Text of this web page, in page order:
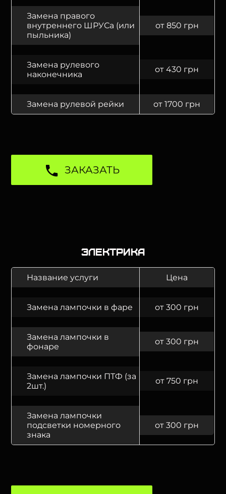
Замена правого
внутреннего ШРУСа (или
пыльника)
от 850 грн
Замена рулевого
наконечника
от 430 грн
Замена рулевой рейки от 1700 грн
ЗАКАЗАТЬ
Электрика
Название услуги Цена
Замена лампочки в фаре от 300 грн
Замена лампочки в
фонаре
от 300 грн
Замена лампочки ПТФ (за
2шт.)
от 750 грн
Замена лампочки
подсветки номерного
знака
от 300 грн